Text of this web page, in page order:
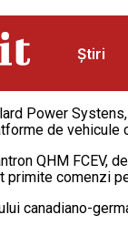
Știri
Publicitate
Power
de vehicule
QHM FCEV,
primite comenzi
canadiano-